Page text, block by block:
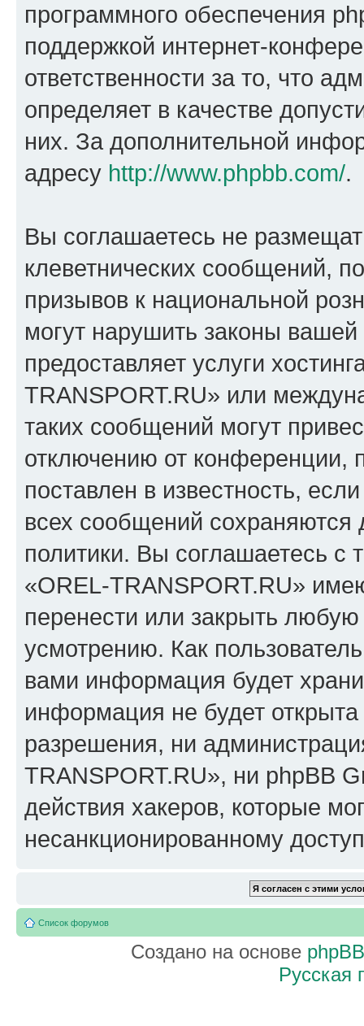
программного обеспечения
поддержкой интернет-
ответственности за то, что
определяет в качестве
них. За дополнительной
адресу http://www.phpbb.com/.
Вы соглашаетесь не
клеветнических сообщений,
призывов к национальной
могут нарушить законы
предоставляет услуги
TRANSPORT.RU» или
таких сообщений могут
отключению от конференции,
поставлен в известность,
всех сообщений сохраняются
политики. Вы соглашаетесь
«OREL-TRANSPORT.RU»
перенести или закрыть
усмотрению. Как
вами информация будет
информация не будет
разрешения, ни
TRANSPORT.RU», ни phpBB
действия хакеров, которые
несанкционированному
Список форумов
Создано на основе phpBB
Русская